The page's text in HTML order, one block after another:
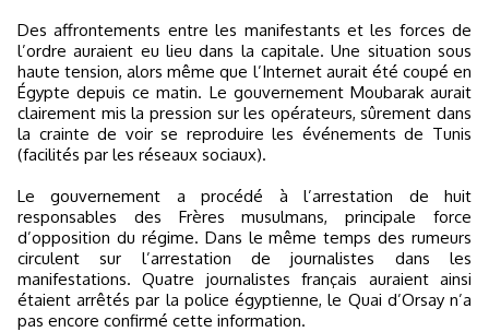
Des affrontements entre les manifestants et les forces de
l’ordre auraient eu lieu dans la capitale. Une situation sous
haute tension, alors même que l’Internet aurait été coupé en
Égypte depuis ce matin. Le gouvernement Moubarak aurait
clairement mis la pression sur les opérateurs, sûrement dans
la crainte de voir se reproduire les événements de Tunis
(facilités par les réseaux sociaux).
Le gouvernement a procédé à l’arrestation de huit
responsables des Frères musulmans, principale force
d’opposition du régime. Dans le même temps des rumeurs
circulent sur l’arrestation de journalistes dans les
manifestations. Quatre journalistes français auraient ainsi
étaient arrêtés par la police égyptienne, le Quai d’Orsay n’a
pas encore confirmé cette information.